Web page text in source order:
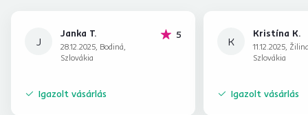
J
Janka T.
28.12.2025, Bodiná,
Szlovákia
5hviezdičiek
Igazolt vásárlás
K
Kristína K.
11.12.2025,
Szlovákia
Igazolt vásárlás